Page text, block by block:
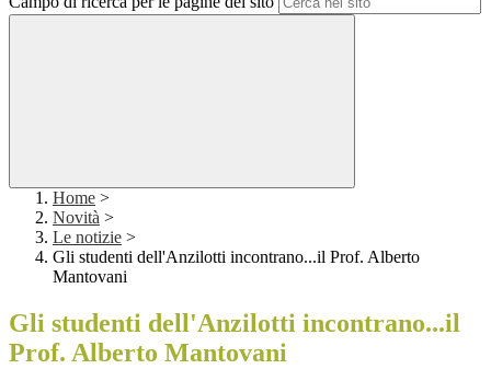
Home >
Novità >
Le notizie >
Gli studenti dell'Anzilotti incontrano...il Prof. Alberto
Mantovani
Gli studenti dell'Anzilotti incontrano...il
Prof. Alberto Mantovani